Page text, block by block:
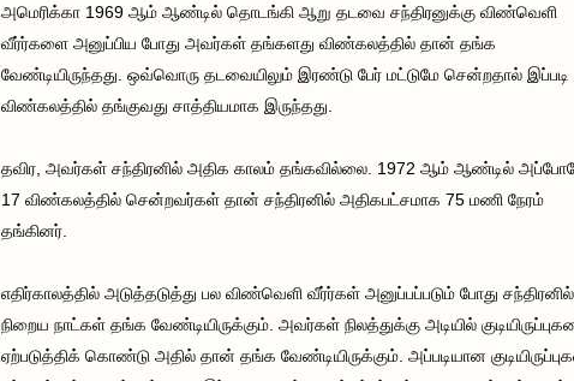
அமெரிக்கா 1969 ஆம் ஆண்டில் தொடங்கி ஆறு தடவை சந்திரனுக்கு விண்வெளி
வீர்ர்களை அனுப்பிய போது அவர்கள் தங்களது விண்கலத்தில் தான் தங்க
வேண்டியிருந்தது. ஒவ்வொரு தடவையிலும் இரண்டு பேர் மட்டுமே சென்றதால் இப்படி
விண்கலத்தில் தங்குவது சாத்தியமாக இருந்தது.
தவிர, அவர்கள் சந்திரனில் அதிக காலம் தங்கவில்லை. 1972 ஆம் ஆண்டில்
17 விண்கலத்தில் சென்றவர்கள் தான் சந்திரனில் அதிகபட்சமாக 75 மணி நேரம்
தங்கினர்.
எதிர்காலத்தில் அடுத்தடுத்து பல விண்வெளி வீர்ர்கள் அனுப்பப்படும் போது சந்திரனில்
நிறைய நாட்கள் தங்க வேண்டியிருக்கும். அவர்கள் நிலத்துக்கு அடியில்
ஏற்படுத்திக் கொண்டு அதில் தான் தங்க வேண்டியிருக்கும். அப்படியான